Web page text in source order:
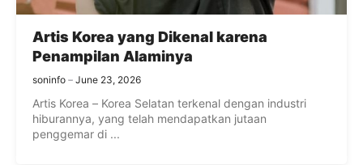
Artis Korea yang Dikenal karena
Penampilan Alaminya
soninfo June 23, 2026
Artis Korea – Korea Selatan terkenal dengan industri
hiburannya, yang telah mendapatkan jutaan
penggemar di ...